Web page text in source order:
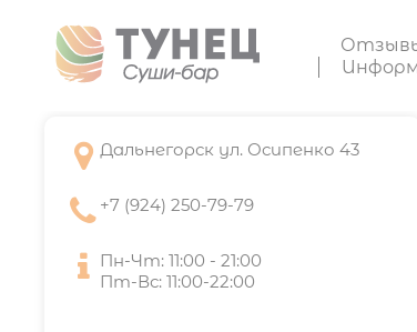
 Дальнегорск ул. Осипенко 43
 +7 (924) 250-79-79
 Пн-Чт: 11:00 - 21:00
Пт-Вс: 11:00-22:00